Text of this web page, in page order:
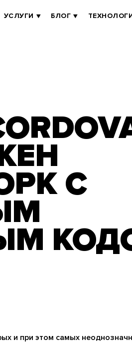
УСЛУГИ БЛОГ
С
и при этом самых